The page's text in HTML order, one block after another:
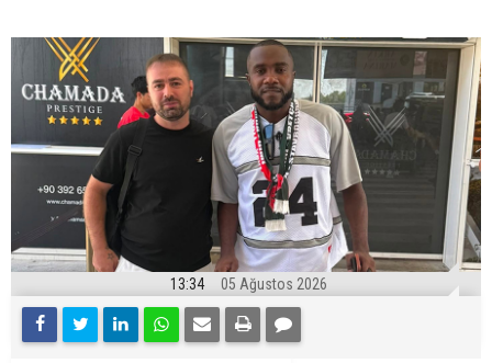
13:34 05 Ağustos 2026